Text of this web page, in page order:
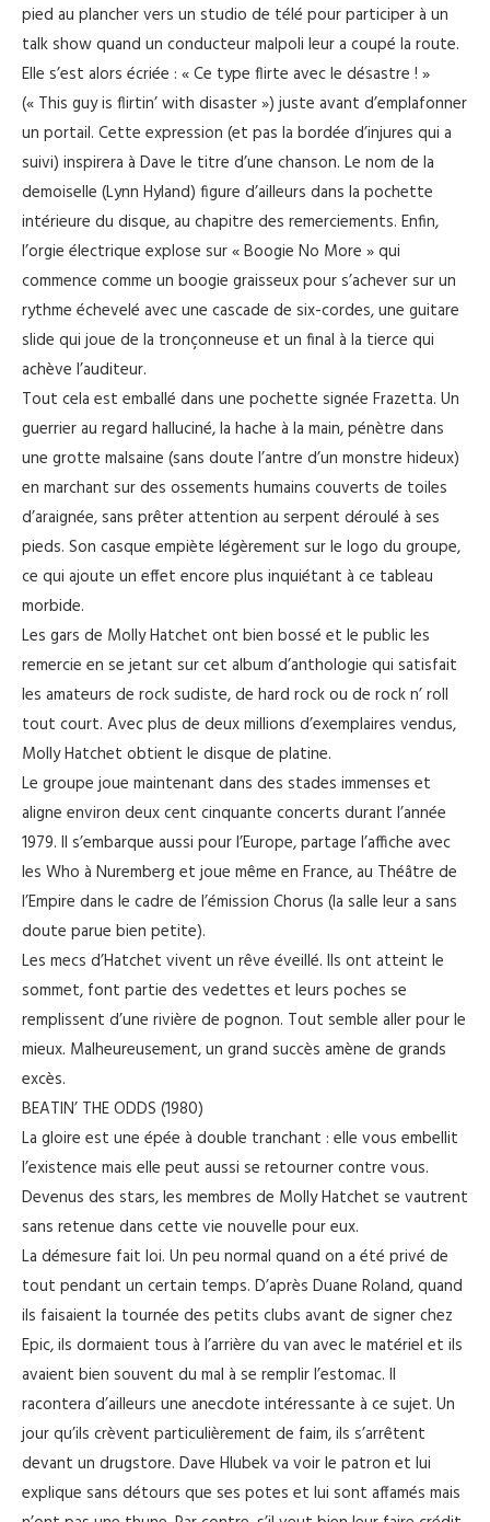
pied au plancher vers un studio de télé pour participer à un
talk show quand un conducteur malpoli leur a coupé la route.
Elle s’est alors écriée : « Ce type flirte avec le désastre ! »
(« This guy is flirtin’ with disaster ») juste avant d’emplafonner
un portail. Cette expression (et pas la bordée d’injures qui a
suivi) inspirera à Dave le titre d’une chanson. Le nom de la
demoiselle (Lynn Hyland) figure d’ailleurs dans la pochette
intérieure du disque, au chapitre des remerciements. Enfin,
l’orgie électrique explose sur « Boogie No More » qui
commence comme un boogie graisseux pour s’achever sur un
rythme échevelé avec une cascade de six-cordes, une guitare
slide qui joue de la tronçonneuse et un final à la tierce qui
achève l’auditeur.
Tout cela est emballé dans une pochette signée Frazetta. Un
guerrier au regard halluciné, la hache à la main, pénètre dans
une grotte malsaine (sans doute l’antre d’un monstre hideux)
en marchant sur des ossements humains couverts de toiles
d’araignée, sans prêter attention au serpent déroulé à ses
pieds. Son casque empiète légèrement sur le logo du groupe,
ce qui ajoute un effet encore plus inquiétant à ce tableau
morbide.
Les gars de Molly Hatchet ont bien bossé et le public les
remercie en se jetant sur cet album d’anthologie qui satisfait
les amateurs de rock sudiste, de hard rock ou de rock n’ roll
tout court. Avec plus de deux millions d’exemplaires vendus,
Molly Hatchet obtient le disque de platine.
Le groupe joue maintenant dans des stades immenses et
aligne environ deux cent cinquante concerts durant l’année
1979. Il s’embarque aussi pour l’Europe, partage l’affiche avec
les Who à Nuremberg et joue même en France, au Théâtre de
l’Empire dans le cadre de l’émission Chorus (la salle leur a sans
doute parue bien petite).
Les mecs d’Hatchet vivent un rêve éveillé. Ils ont atteint le
sommet, font partie des vedettes et leurs poches se
remplissent d’une rivière de pognon. Tout semble aller pour le
mieux. Malheureusement, un grand succès amène de grands
excès.
BEATIN’ THE ODDS (1980)
La gloire est une épée à double tranchant : elle vous embellit
l’existence mais elle peut aussi se retourner contre vous.
Devenus des stars, les membres de Molly Hatchet se vautrent
sans retenue dans cette vie nouvelle pour eux.
La démesure fait loi. Un peu normal quand on a été privé de
tout pendant un certain temps. D’après Duane Roland, quand
ils faisaient la tournée des petits clubs avant de signer chez
Epic, ils dormaient tous à l’arrière du van avec le matériel et ils
avaient bien souvent du mal à se remplir l’estomac. Il
racontera d’ailleurs une anecdote intéressante à ce sujet. Un
jour qu’ils crèvent particulièrement de faim, ils s’arrêtent
devant un drugstore. Dave Hlubek va voir le patron et lui
explique sans détours que ses potes et lui sont affamés mais